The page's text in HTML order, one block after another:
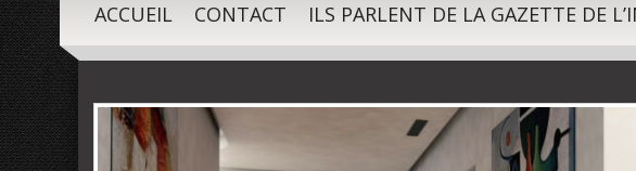
ACCUEIL CONTACT ILS PARLENT DE LA GAZETTE DE